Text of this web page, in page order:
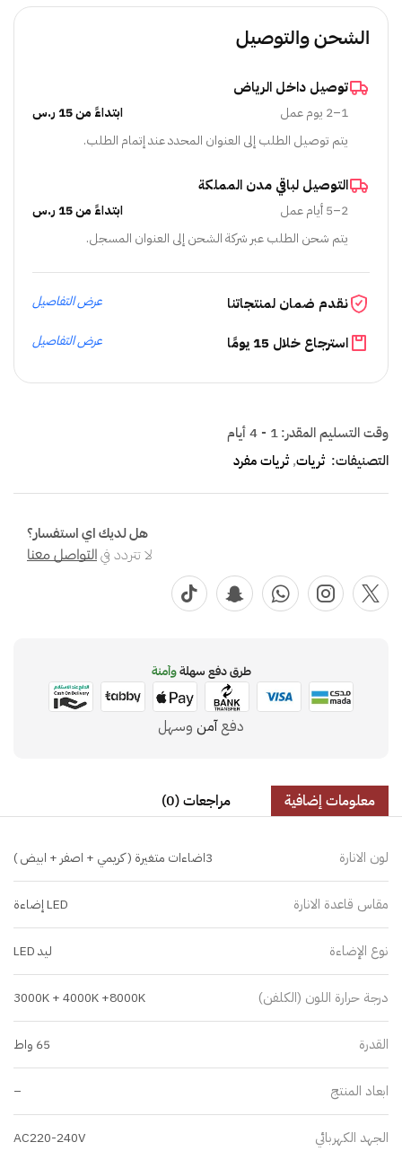
الشحن والتوصيل
توصيل داخل الرياض
1–2 يوم عمل
ابتداءً من 15 ر.س
يتم توصيل الطلب إلى العنوان المحدد عند إتمام الطلب.
التوصيل لباقي مدن المملكة
2–5 أيام عمل
ابتداءً من 15 ر.س
يتم شحن الطلب عبر شركة الشحن إلى العنوان المسجل.
نقدم ضمان لمنتجاتنا عرض التفاصيل
استرجاع خلال 15 يومًا عرض التفاصيل
وقت التسليم المقدر:1 - 4 أيام
التصنيفات: ثريات, ثريات مفرد
هل لديك اي استفسار؟
لا تتردد فيالتواصل معنا
طرق دفع سهلةوآمنة
دفعآمن وسهل
معلومات إضافية مراجعات (0)
لون الانارة 3اضاءات متغيرة ( كريمي + اصفر + ابيض )
مقاس قاعدة الانارة LED إضاءة
نوع الإضاءة ليد LED
درجة حرارة اللون (الكلفن) 3000K + 4000K +8000K
القدرة 65 واط
ابعاد المنتج –
الجهد الكهربائي AC220-240V